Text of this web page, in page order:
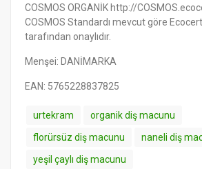
COSMOS ORGANİK http://
COSMOS Standardı mevcut göre
tarafından onaylıdır.
Menşei: DANİMARKA
EAN: 5765228837825
urtekram
organik diş macunu
florürsüz diş macunu
naneli diş
yeşil çaylı diş macunu